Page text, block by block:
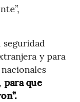
seguridad
y para
para que